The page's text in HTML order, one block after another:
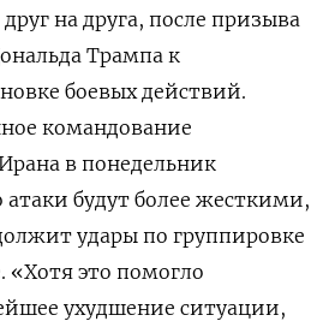
на друга, после призыва
Трампа ​к
боевых ​действий.
командование
в понедельник
будут более жесткими,
удары по группировке
«Хотя это помогло
ухудшение ситуации,